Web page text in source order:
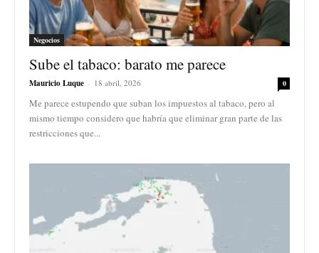
Negocios
Sube el tabaco: barato me parece
Mauricio Luque - 18 abril, 2026 0
Me parece estupendo que suban los impuestos al tabaco, pero al
mismo tiempo considero que habría que eliminar gran parte de las
restricciones que...